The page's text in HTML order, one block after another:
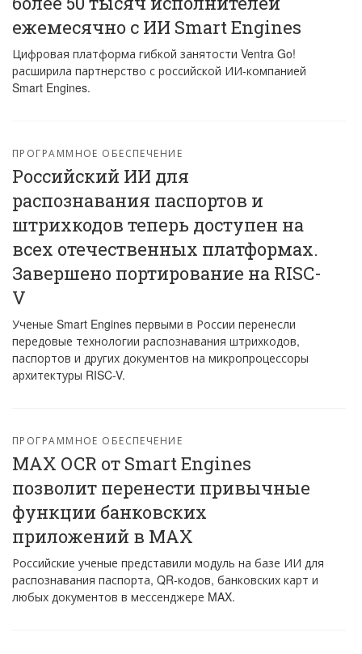
ежемесячно с ИИ Smart Engines
Цифровая платформа гибкой занятости Ventra Go!
расширила партнерство с российской ИИ-компанией
Smart Engines.
ПРОГРАММНОЕ ОБЕСПЕЧЕНИЕ
Российский ИИ для
распознавания паспортов и
штрихкодов теперь доступен на
всех отечественных платформах.
Завершено портирование на RISC-
V
Ученые Smart Engines первыми в России перенесли
передовые технологии распознавания штрихкодов,
паспортов и других документов на микропроцессоры
архитектуры RISC-V.
ПРОГРАММНОЕ ОБЕСПЕЧЕНИЕ
MAX OCR от Smart Engines
позволит перенести привычные
функции банковских
приложений в МАХ
Российские ученые представили модуль на базе ИИ для
распознавания паспорта, QR-кодов, банковских карт и
любых документов в мессенджере MAX.